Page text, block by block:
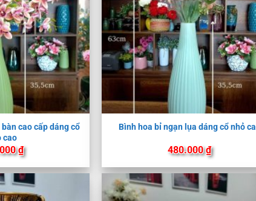
cao cấp dáng cổ
cao
₫
Bình hoa bỉ ngạn lụa dáng cổ nhỏ
480.000₫